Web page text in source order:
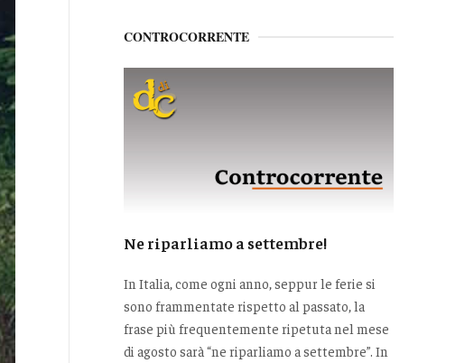
CONTROCORRENTE
Ne riparliamo a settembre!
In Italia, come ogni anno, seppur le ferie si
sono frammentate rispetto al passato, la
frase più frequentemente ripetuta nel mese
di agosto sarà “ne riparliamo a settembre”. In